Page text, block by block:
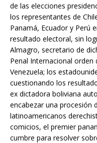
de las elecciones
los representantes de
Panamá, Ecuador y Perú
resultado electoral, sin
Almagro, secretario de
Penal Internacional
Venezuela; los
cuestionando los
ex dictadora boliviana
encabezar una procesión
latinoamericanos
comicios, el premier
cumbre para resolver